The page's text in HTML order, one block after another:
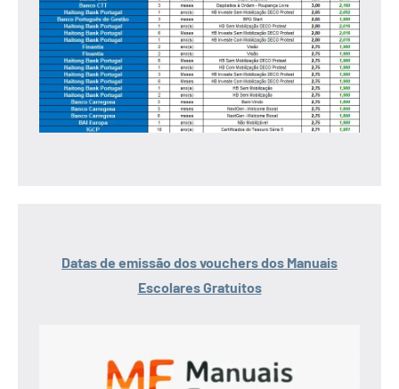
Datas de emissão dos vouchers dos Manuais
Escolares Gratuitos